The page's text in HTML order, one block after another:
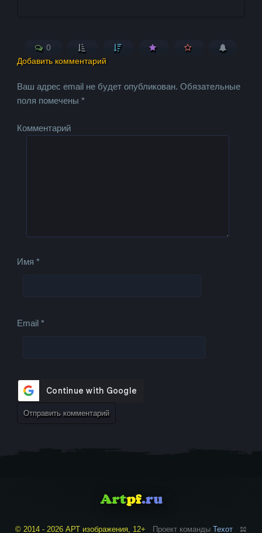
0
Добавить комментарий
Ваш адрес email не будет опубликован. Обязательные
поля помечены*
Комментарий
Имя*
Email*
© 2014 - 2026 АРТ изображения, 12+ Проект команды Техот 𝌴